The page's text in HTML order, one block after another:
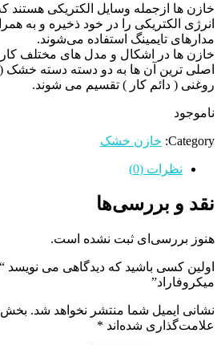
خازن ها ازجمله وسایل الکتریکی هستند
انرژی الکتریکی را در خود ذخیره و به
مدارهای تایمینگ استفاده می‌شوند.
خازن ها در اشکال و مدل های مختلف
اصلی ترین آن ها به دو دسته دسته خشک (
روغنی ( دائم کار ) تقسیم می شوند.
ناموجود
Category: خازن خشک
نظرات (0)
نقد و بررسی‌ها
هنوز بررسی‌ای ثبت نشده است.
میکروفاراد”
نشانی ایمیل شما منتشر نخواهد شد.
علامت‌گذاری شده‌اند *